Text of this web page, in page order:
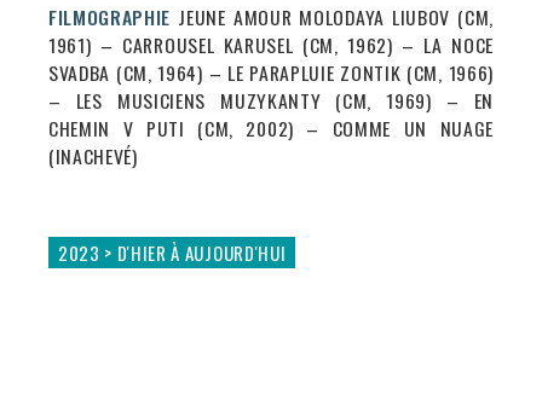
FILMOGRAPHIE JEUNE AMOUR MOLODAYA LIUBOV (CM,
1961) – CARROUSEL KARUSEL (CM, 1962) – LA NOCE
SVADBA (CM, 1964) – LE PARAPLUIE ZONTIK (CM, 1966)
– LES MUSICIENS MUZYKANTY (CM, 1969) – EN
CHEMIN V PUTI (CM, 2002) – COMME UN NUAGE
(INACHEVÉ)
2023 > D'HIER À AUJOURD'HUI